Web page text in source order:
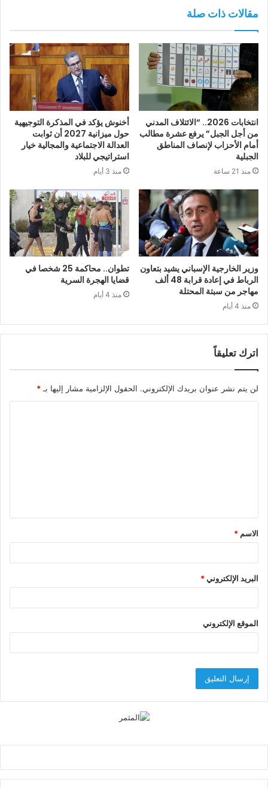
مقالات ذات صلة
انتخابات 2026.. “الائتلاف المدني
من أجل الجبل” يرفع عشرة مطالب
أمام الأحزاب لإنصاف المناطق
الجبلية
منذ 21 ساعة
أخنوش يؤكد في المذكرة التوجيهية
حول ميزانية 2027 أن ثوابت
العدالة الاجتماعية والمجالية خيار
استراتيجي للبلاد
منذ 3 أيام
وزير الخارجية الإسباني يشيد بتعاون
الرباط في إعادة قرابة 48 ألف
مهاجر من سبتة المحتلة
منذ 4 أيام
تطوان.. محاكمة 25 شخصا في
قضايا الهجرة السرية
منذ 4 أيام
اترك تعليقاً
لن يتم نشر عنوان بريدك الإلكتروني. الحقول الإلزامية مشار إليها بـ *
ق
*
الاسم *
البريد الإلكتروني*
الموقع الإلكتروني